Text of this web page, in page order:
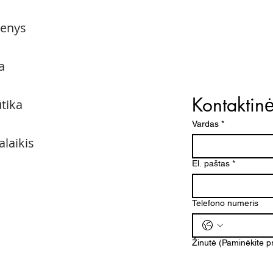
Vardas *
El. paštas *
Telefono numeris
Žinutė (Paminėkite